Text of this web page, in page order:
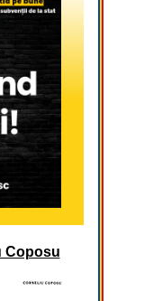
Coposu